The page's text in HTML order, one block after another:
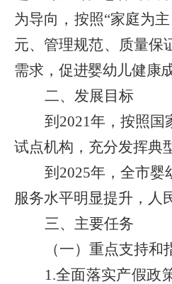
为导向 ， 按照“家庭为
元、管理规范、质量保
需求， 促进婴幼儿健康
二、发展目标
到 2021年 ， 按照国
试点机构 ， 充分发挥典
到 2025年 ， 全市婴
服务水平明显提升 ， 人
三、主要任务
（一）重点支持
1.全面落实产假政